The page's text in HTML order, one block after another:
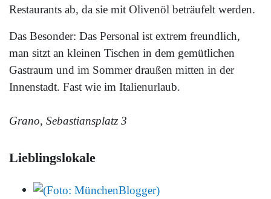
Restaurants ab, da sie mit Olivenöl beträufelt werden.
Das Besonder: Das Personal ist extrem freundlich,
man sitzt an kleinen Tischen in dem gemütlichen
Gastraum und im Sommer draußen mitten in der
Innenstadt. Fast wie im Italienurlaub.
Grano, Sebastiansplatz 3
Lieblingslokale